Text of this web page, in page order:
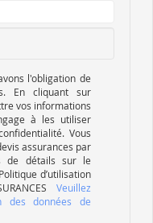
l'obligation de
En cliquant sur
vos informations
à les utiliser
Vous
assurances par
de détails sur le
d’utilisation
Veuillez
des données de